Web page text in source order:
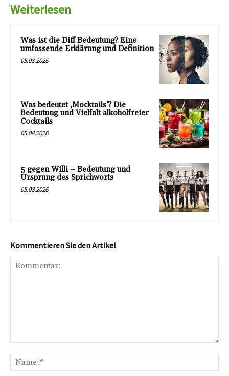
Weiterlesen
Was ist die Diff Bedeutung? Eine
umfassende Erklärung und Definition
05.08.2026
Was bedeutet ‚Mocktails‘? Die
Bedeutung und Vielfalt alkoholfreier
Cocktails
05.08.2026
5 gegen Willi – Bedeutung und
Ursprung des Sprichworts
05.08.2026
Kommentieren Sie den Artikel